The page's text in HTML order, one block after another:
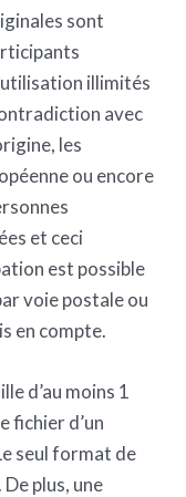
sont
illimités
avec
les
ou encore
et ceci
est possible
voie postale ou
en compte.
d’au moins 1
fichier d’un
seul format de
plus, une